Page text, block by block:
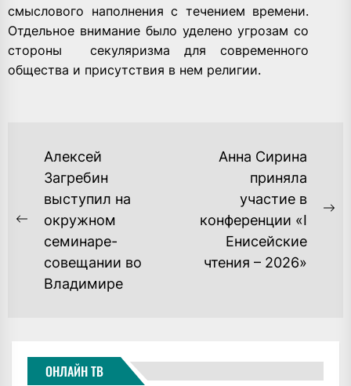
смыслового наполнения с течением времени.
Отдельное внимание было уделено угрозам со
стороны секуляризма для современного
общества и присутствия в нем религии.
НАВИГАЦИЯ
ЗАПИСЯМ
Previous
post:
Алексей
Загребин
выступил на
окружном
семинаре-
совещании во
Владимире
Анна Сирина
приняла
участие в
конференции «I
Енисейские
чтения – 2026»
ОНЛАЙН ТВ